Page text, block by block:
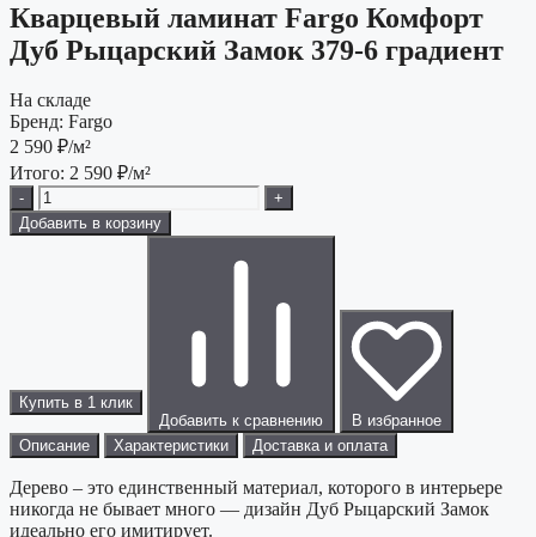
Кварцевый ламинат Fargo Комфорт
Дуб Рыцарский Замок 379-6 градиент
На складе
Бренд: Fargo
2 590 ₽/м²
Итого: 2 590 ₽/м²
-
+
Добавить в корзину
Купить в 1 клик
Добавить к сравнению
В избранное
Описание
Характеристики Доставка и оплата
Дерево – это единственный материал, которого в интерьере
никогда не бывает много — дизайн Дуб Рыцарский Замок
идеально его имитирует.